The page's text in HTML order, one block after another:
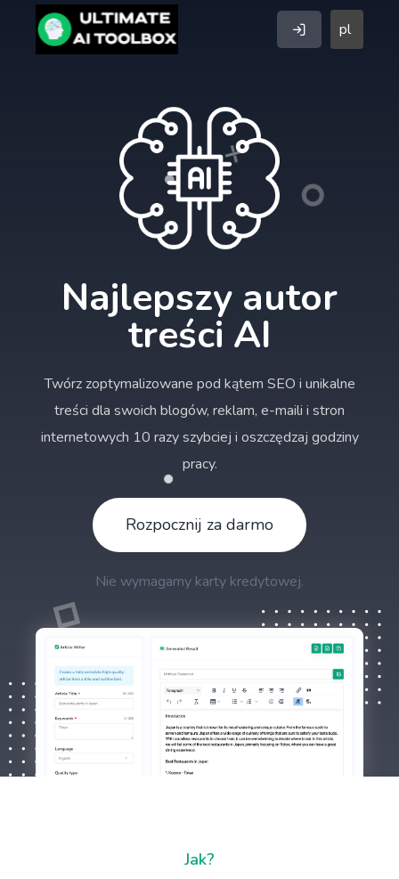
pl
Najlepszy autor
treści AI
Twórz zoptymalizowane pod kątem SEO i unikalne
treści dla swoich blogów, reklam, e-maili i stron
internetowych 10 razy szybciej i oszczędzaj godziny
pracy.
Rozpocznij za darmo
Nie wymagamy karty kredytowej.
Jak?